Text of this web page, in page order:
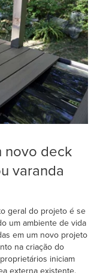
novo deck
varanda
geral do projeto é se
um ambiente de vida
em um novo projeto
na criação do
iniciam